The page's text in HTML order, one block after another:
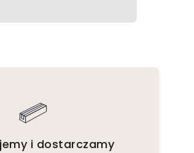
i dostarczamy